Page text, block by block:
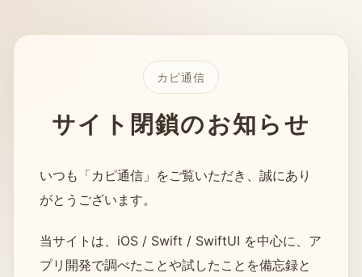
カピ通信
サイト閉鎖のお知らせ
いつも「カピ通信」をご覧いただき、誠にあり
がとうございます。
当サイトは、iOS / Swift / SwiftUI を中心に、ア
プリ開発で調べたことや試したことを備忘録と